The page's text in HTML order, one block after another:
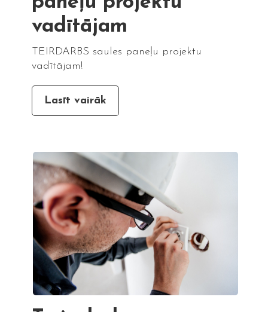
vadītājam
TEIRDARBS saules paneļu projektu
vadītājam!
Lasīt vairāk